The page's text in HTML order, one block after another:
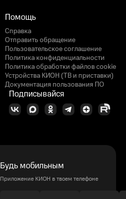
Помощь
Справка
Отправить обращение
Пользовательское соглашение
Политика конфиденциальности
Политика обработки файлов cookie
Устройства КИОН (ТВ и приставки)
Документация пользования ПО
Подписывайся
Будь мобильным
Приложение КИОН в твоем телефоне